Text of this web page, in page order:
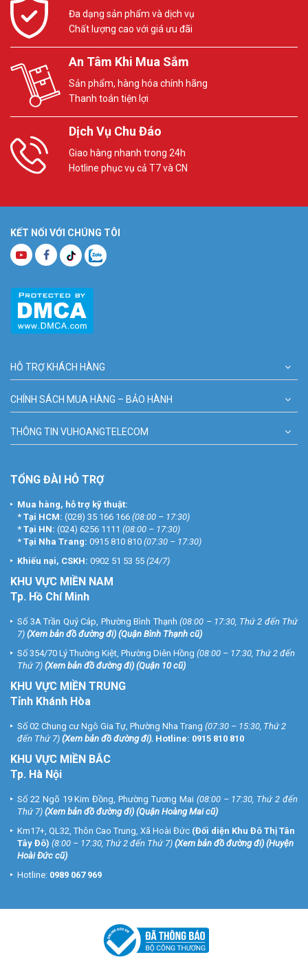
Đa dạng sản phẩm và dịch vụ
Chất lượng cao với giá ưu đãi
An Tâm Khi Mua Sắm
Sản phẩm, hàng hóa chính hãng
Thanh toán tiện lợi
Dịch Vụ Chu Đáo
Giao hàng nhanh trong 24h
Hotline phục vụ cả T7 và CN
KẾT NỐI VỚI CHÚNG TÔI
HỖ TRỢ KHÁCH HÀNG
CHÍNH SÁCH MUA HÀNG – BẢO HÀNH
THÔNG TIN VUHOANGTELECOM
TỔNG ĐÀI HỖ TRỢ
Mua hàng, hỗ trợ kỹ thuật:
* Tại HCM: (028) 35 166 166 (08:00 – 17:30)
* Tại HN: (024) 6256 1111 (08:00 – 17:30)
* Tại Nha Trang: 0915 810 810 (07:30 – 17:30)
Khiếu nại, CSKH: 0902 51 53 55 (24/7)
KHU VỰC MIỀN NAM
Tp. Hồ Chí Minh
Số 3A Trần Quý Cáp, Phường Bình Thạnh (08:00 – 17:30, Thứ 2 đến Thứ
7) (Xem bản đồ đường đi) (Quận Bình Thạnh cũ)
Số 354/70 Lý Thường Kiệt, Phường Diên Hồng (08:00 – 17:30, Thứ 2 đến
Thứ 7) (Xem bản đồ đường đi) (Quận 10 cũ)
KHU VỰC MIỀN TRUNG
Tỉnh Khánh Hòa
Số 02 Chung cư Ngô Gia Tự, Phường Nha Trang (07:30 – 15:30, Thứ 2
đến Thứ 7) (Xem bản đồ đường đi). Hotline: 0915 810 810
KHU VỰC MIỀN BẮC
Tp. Hà Nội
Số 22 Ngõ 19 Kim Đồng, Phường Tương Mai (08:00 – 17:30, Thứ 2 đến
Thứ 7) (Xem bản đồ đường đi) (Quận Hoàng Mai cũ)
Km17+, QL32, Thôn Cao Trung, Xã Hoài Đức (Đối diện Khu Đô Thị Tân
Tây Đô) (8:00 – 17:30, Thứ 2 đến Thứ 7) (Xem bản đồ đường đi) (Huyện
Hoài Đức cũ)
Hotline: 0989 067 969